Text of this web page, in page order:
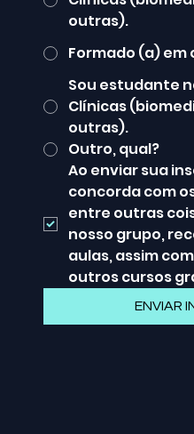
outras).
Formado (a)
Sou estudante
Clínicas
outras).
Outro, qual?
Ao enviar sua
concorda com
entre outras
nosso grupo,
aulas, assim
outros cursos
ENVIAR